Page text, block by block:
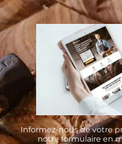
Informez-nous de votre
notre formulaire en